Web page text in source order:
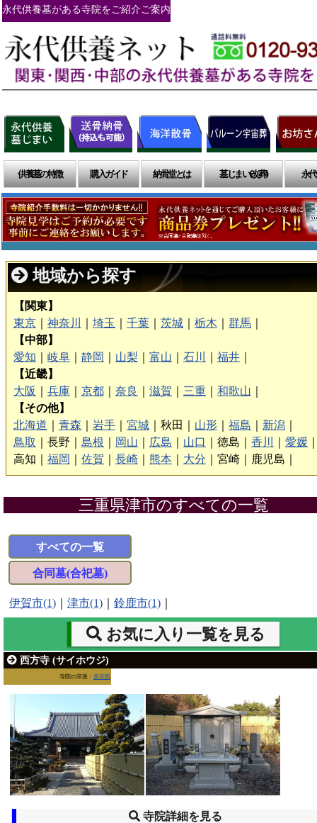
永代供養墓がある寺院をご紹介ご案内
供養墓の特徴 購入ガイド 納骨堂とは 墓じまい(改葬) 永
地域から探す
【関東】
東京
神奈川 埼玉 千葉 茨城 栃木 群馬
【中部】
愛知
岐阜 静岡 山梨 富山 石川 福井
【近畿】
大阪
兵庫 京都 奈良 滋賀 三重 和歌山
【その他】
北海道
青森 岩手 宮城 秋田｜ 山形 福島 新潟
鳥取
長野｜ 島根 岡山 広島 山口 徳島｜ 香川 愛媛
高知｜ 福岡 佐賀 長崎 熊本 大分 宮崎｜ 鹿児島｜
三重県津市のすべての一覧
すべての一覧
合同墓(合祀墓)
伊賀市(1) 津市(1) 鈴鹿市(1)
お気に入り一覧を見る
西方寺 (サイホウジ)
寺院の宗派： 真宗西
寺院詳細を見る